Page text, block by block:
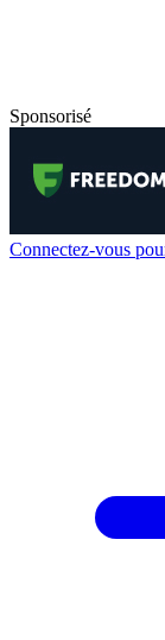
Sponsorisé
Connectez-vous